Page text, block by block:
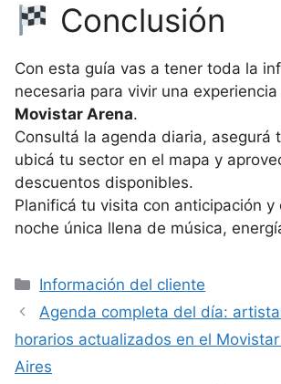
Conclusión
Con esta guía vas a tener toda la
necesaria para vivir una
Movistar Arena.
Consultá la agenda diaria, asegurá
ubicá tu sector en el mapa y
descuentos disponibles.
Planificá tu visita con anticipación
noche única llena de música,
Categorías
Información del cliente
Agenda completa del día:
horarios actualizados en el
Aires